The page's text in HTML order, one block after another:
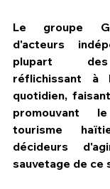
Le groupe
d'acteurs
plupart
réflichissant à
quotidien,
promouvant
tourisme
décideurs
sauvetage de ce